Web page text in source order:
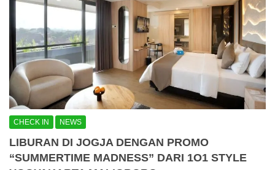
CHECK IN NEWS
LIBURAN DI JOGJA DENGAN PROMO
“SUMMERTIME MADNESS” DARI 1O1 STYLE